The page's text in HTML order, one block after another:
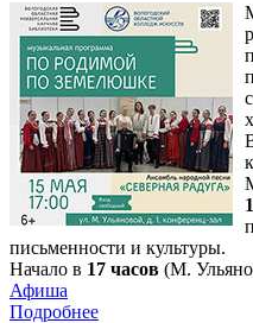
письменности и культуры.
Начало в 17 часов (М.
Афиша
Подробнее